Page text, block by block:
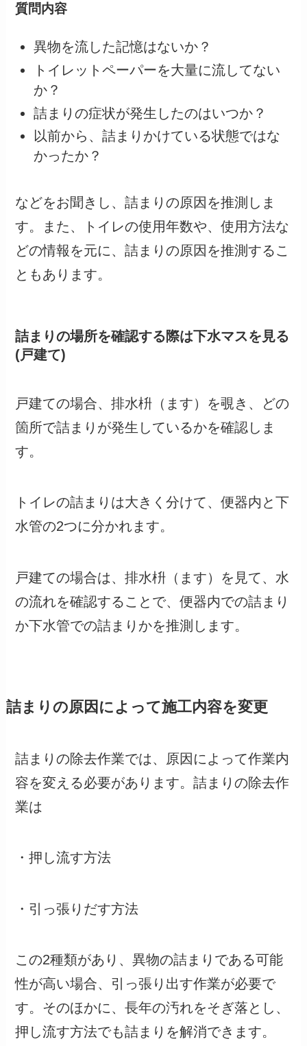
質問内容
異物を流した記憶はないか？
トイレットペーパーを大量に流してない
か？
詰まりの症状が発生したのはいつか？
以前から、詰まりかけている状態ではな
かったか？
などをお聞きし、詰まりの原因を推測しま
す。また、トイレの使用年数や、使用方法な
どの情報を元に、詰まりの原因を推測するこ
ともあります。
詰まりの場所を確認する際は下水マスを見る
(戸建て)
戸建ての場合、排水枡（ます）を覗き、どの
箇所で詰まりが発生しているかを確認しま
す。
トイレの詰まりは大きく分けて、便器内と下
水管の2つに分かれます。
戸建ての場合は、排水枡（ます）を見て、水
の流れを確認することで、便器内での詰まり
か下水管での詰まりかを推測します。
詰まりの原因によって施工内容を変更
詰まりの除去作業では、原因によって作業内
容を変える必要があります。詰まりの除去作
業は
・押し流す方法
・引っ張りだす方法
この2種類があり、異物の詰まりである可能
性が高い場合、引っ張り出す作業が必要で
す。そのほかに、長年の汚れをそぎ落とし、
押し流す方法でも詰まりを解消できます。